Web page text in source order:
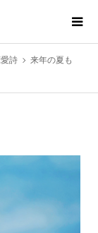
詩
来年の夏も